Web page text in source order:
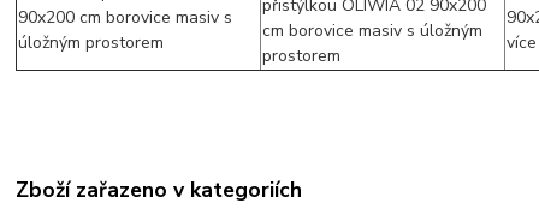
Zboží zařazeno v kategoriích